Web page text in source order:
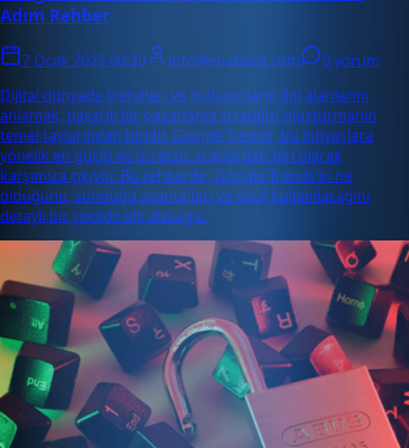
Adım Rehber
7 Ocak 2025 00:30 info@enabase.com
0 yorum
Dijital dünyada trendleri ve kullanıcıların ilgi alanlarını
anlamak, başarılı bir pazarlama stratejisi oluşturmanın
temel taşlarından biridir. Google Trends, bu ihtiyaçlara
yönelik en güçlü ve ücretsiz araçlardan biri olarak
karşımıza çıkıyor. Bu rehberde, Google Trends’in ne
olduğunu, sunduğu avantajları ve nasıl kullanılacağını
detaylı bir şekilde ele alacağız.